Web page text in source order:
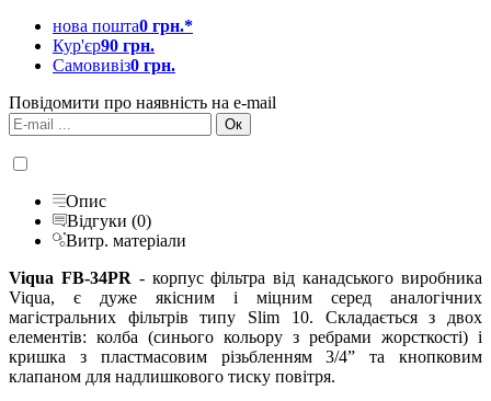
нова пошта0 грн.*
Кур'єр90 грн.
Самовивіз0 грн.
Повідомити про наявність на e-mail
Опис
Відгуки (0)
Витр. матеріали
Viqua FB-34PR - корпус фільтра від канадського виробника
Viqua, є дуже якісним і міцним серед аналогічних
магістральних фільтрів типу Slim 10. Складається з двох
елементів: колба (синього кольору з ребрами жорсткості) і
кришка з пластмасовим різьбленням 3/4” та кнопковим
клапаном для надлишкового тиску повітря.